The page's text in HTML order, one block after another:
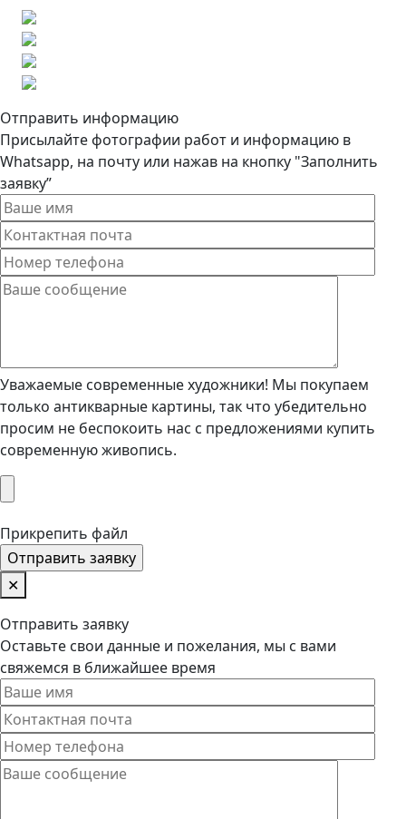
Отправить информацию
Присылайте фотографии работ и информацию в
Whatsapp, на почту или нажав на кнопку "Заполнить
заявку”
Уважаемые современные художники! Мы покупаем
только антикварные картины, так что убедительно
просим не беспокоить нас с предложениями купить
современную живопись.
Прикрепить файл
✕
Отправить заявку
Оставьте свои данные и пожелания, мы с вами
свяжемся в ближайшее время